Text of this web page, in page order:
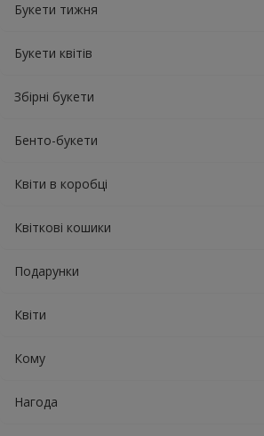
Букети тижня
Букети квітів
Збірні букети
Бенто-букети
Квіти в коробці
Квіткові кошики
Подарунки
Квіти
Кому
Нагода